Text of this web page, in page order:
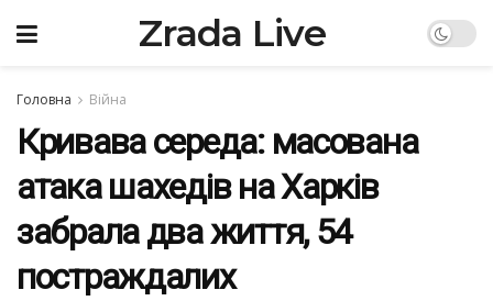
Zrada Live
Головна Війна
Кривава середа: масована
атака шахедів на Харків
забрала два життя, 54
постраждалих